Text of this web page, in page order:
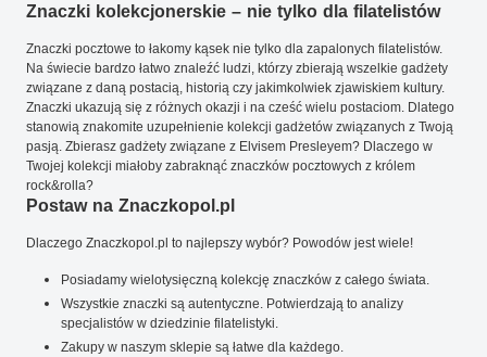
Znaczki kolekcjonerskie – nie tylko dla filatelistów
Znaczki pocztowe to łakomy kąsek nie tylko dla zapalonych filatelistów.
Na świecie bardzo łatwo znaleźć ludzi, którzy zbierają wszelkie gadżety
związane z daną postacią, historią czy jakimkolwiek zjawiskiem kultury.
Znaczki ukazują się z różnych okazji i na cześć wielu postaciom. Dlatego
stanowią znakomite uzupełnienie kolekcji gadżetów związanych z Twoją
pasją. Zbierasz gadżety związane z Elvisem Presleyem? Dlaczego w
Twojej kolekcji miałoby zabraknąć znaczków pocztowych z królem
rock&rolla?
Postaw na Znaczkopol.pl
Dlaczego Znaczkopol.pl to najlepszy wybór? Powodów jest wiele!
Posiadamy wielotysięczną kolekcję znaczków z całego świata.
Wszystkie znaczki są autentyczne. Potwierdzają to analizy
specjalistów w dziedzinie filatelistyki.
Zakupy w naszym sklepie są łatwe dla każdego.